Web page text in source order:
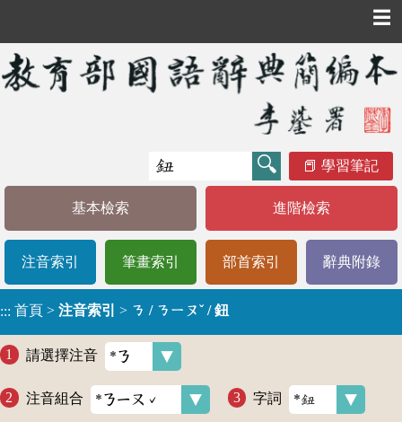
☰
學習筆記
基本檢索 進階檢索
注音索引 筆畫索引 部首索引 辭典附錄
::: 首頁 > 注音索引 > ㄋ / ㄋㄧㄡˇ / 鈕
請選擇注音
注音組合 字詞